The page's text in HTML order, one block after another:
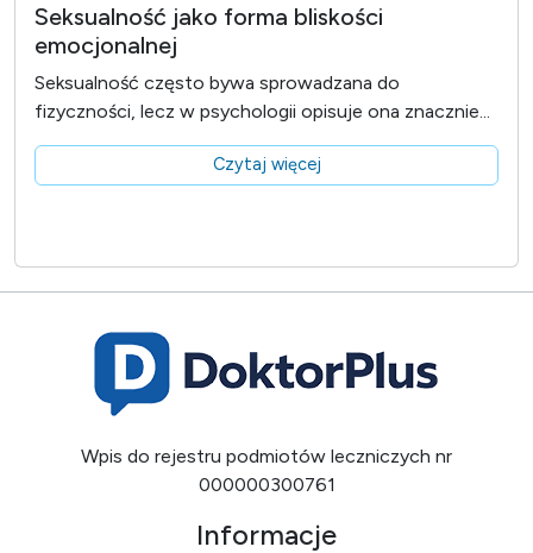
Seksualność jako forma bliskości
emocjonalnej
Seksualność często bywa sprowadzana do
fizyczności, lecz w psychologii opisuje ona znacznie...
Czytaj więcej
Wpis do rejestru podmiotów leczniczych nr
000000300761
Informacje